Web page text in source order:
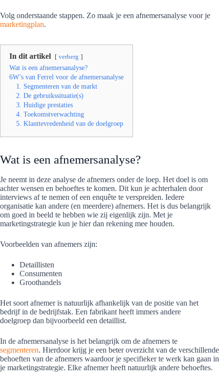
Volg onderstaande stappen. Zo maak je een afnemersanalyse voor je
marketingplan.
In dit artikel verberg
Wat is een afnemersanalyse?
6W’s van Ferrel voor de afnemersanalyse
1. Segmenteren van de markt
2. De gebruikssituatie(s)
3. Huidige prestaties
4. Toekomstverwachting
5. Klanttevredenheid van de doelgroep
Wat is een afnemersanalyse?
Je neemt in deze analyse de afnemers onder de loep. Het doel is om
achter wensen en behoeftes te komen. Dit kun je achterhalen door
interviews af te nemen of een enquête te verspreiden. Iedere
organisatie kan andere (en meerdere) afnemers. Het is dus belangrijk
om goed in beeld te hebben wie zij eigenlijk zijn. Met je
marketingstrategie kun je hier dan rekening mee houden.
Voorbeelden van afnemers zijn:
Detaillisten
Consumenten
Groothandels
Het soort afnemer is natuurlijk afhankelijk van de positie van het
bedrijf in de bedrijfstak. Een fabrikant heeft immers andere
doelgroep dan bijvoorbeeld een detaillist.
In de afnemersanalyse is het belangrijk om de afnemers te
segmenteren. Hierdoor krijg je een beter overzicht van de verschillende
behoeften van de afnemers waardoor je specifieker te werk kan gaan in
je marketingstrategie. Elke afnemer heeft natuurlijk andere behoeftes.